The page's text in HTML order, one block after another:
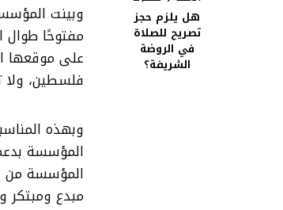
هل يلزم حجز
تصريح للصلاة
في الروضة
الشريفة؟
وبينت
مفتوحًا طوال
فلسطين، ولا تتعدى مدة
وبهذه
المؤسسة
المؤسسة من
مبدع ومبتكر